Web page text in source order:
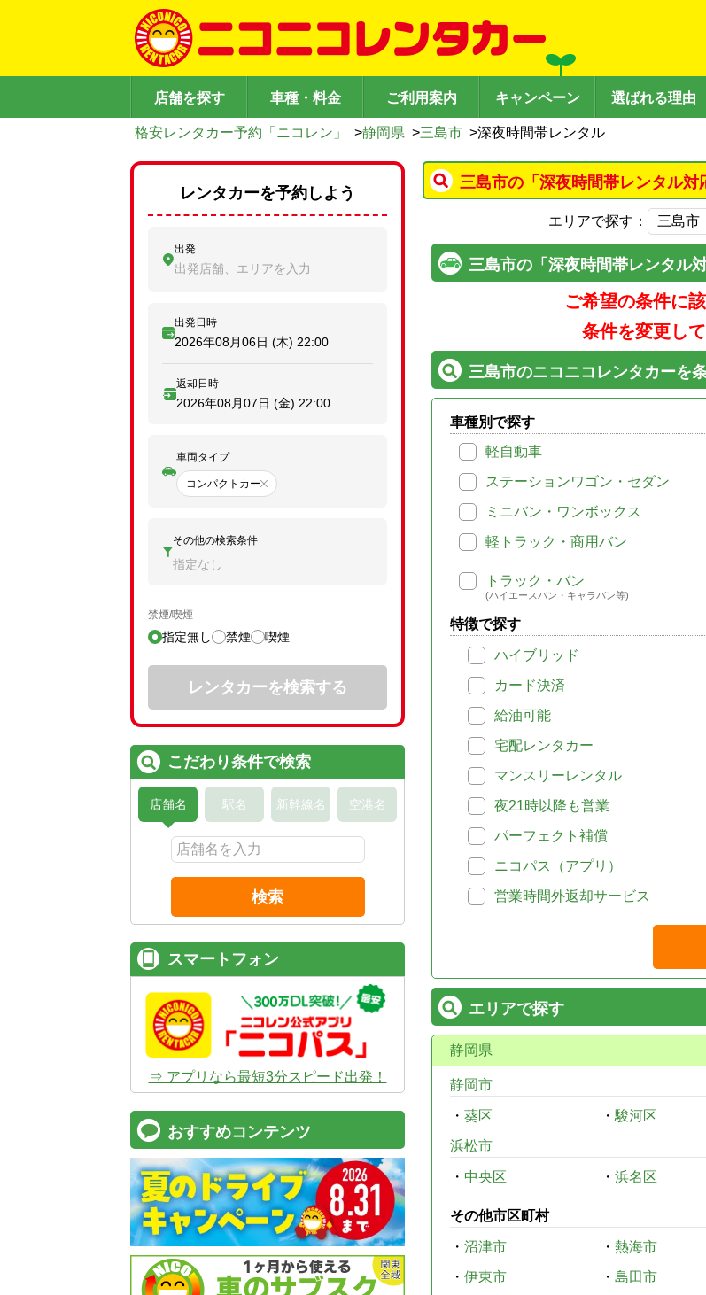
店舗を探す 車種・料金 ご利用案内 キャンペーン 選ばれる理由
格安レンタカー予約「ニコレン」 >静岡県 >三島市 >深夜時間帯レンタル
三島市の「深夜時間帯レンタル対
エリアで探す：
三島市の「深夜時間帯レンタル
ご希望の条件に
条件を変更し
三島市のニコニコレンタカーを
車種別で探す
軽自動車
ステーションワゴン・セダン
ミニバン・ワンボックス
軽トラック・商用バン
トラック・バン
(ハイエースバン・キャラバン等)
特徴で探す
ハイブリッド
カード決済
給油可能
宅配レンタカー
マンスリーレンタル
夜21時以降も営業
パーフェクト補償
ニコパス（アプリ）
営業時間外返却サービス
エリアで探す
静岡県
静岡市
・ 葵区 ・ 駿河区
浜松市
・ 中央区 ・ 浜名区
その他市区町村
・ 沼津市 ・ 熱海市
・ 伊東市 ・ 島田市
レンタカーを予約しよう
出発
出発店舗、エリアを入力
出発日時
2026年08月06日 (木) 22:00
返却日時
2026年08月07日 (金) 22:00
車両タイプ
コンパクトカー
その他の検索条件
指定なし
禁煙/喫煙
指定無し 禁煙 喫煙
レンタカーを検索する
こだわり条件で検索
店舗名 駅名 新幹線名 空港名
検索
スマートフォン
⇒ アプリなら最短3分スピード出発！
おすすめコンテンツ